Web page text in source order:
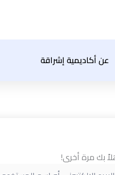
عن أكاديمية إشراقة
بك مرة أخرى!